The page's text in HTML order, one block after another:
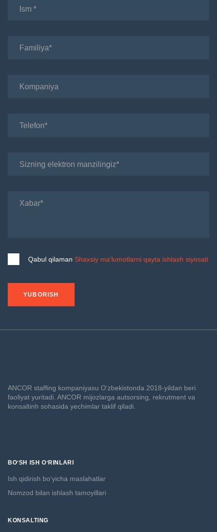
Ism
Familiya
Kompaniya
Telefon
Sizning elektron manzilingiz
Xabar
Qabul qilaman Shaxsiy ma'lumotlarni qayta ishlash siyosati
YUBORISH
ANCOR staffing kompaniyasu O‘zbekistonda 2018-yildan beri
faoliyat yuritadi. ANCOR mijozlarga autsorsing, rekrutment va
konsaltinh sohasida yechimlar taklif qiladi.
BOʻSH ISH OʻRINLARI
Ish qidirish boʻyicha maslahatlar
Nomzod bilan ishlash tamoyillari
KONSALTING